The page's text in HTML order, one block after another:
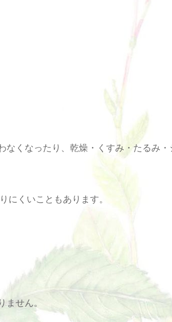
くなったり、乾燥・くすみ・たるみ・
にくいこともあります。
せん。